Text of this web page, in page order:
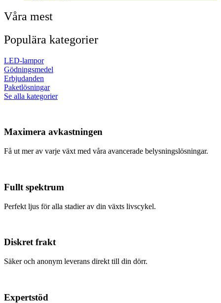
Våra mest
Populära kategorier
LED-lampor
Gödningsmedel
Erbjudanden
Paketlösningar
Se alla kategorier
Maximera avkastningen
Få ut mer av varje växt med våra avancerade belysningslösningar.
Fullt spektrum
Perfekt ljus för alla stadier av din växts livscykel.
Diskret frakt
Säker och anonym leverans direkt till din dörr.
Expertstöd